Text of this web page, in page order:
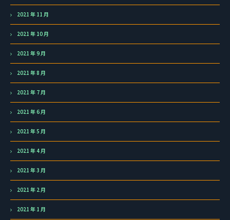
2021 年 11 月
2021 年 10 月
2021 年 9 月
2021 年 8 月
2021 年 7 月
2021 年 6 月
2021 年 5 月
2021 年 4 月
2021 年 3 月
2021 年 2 月
2021 年 1 月